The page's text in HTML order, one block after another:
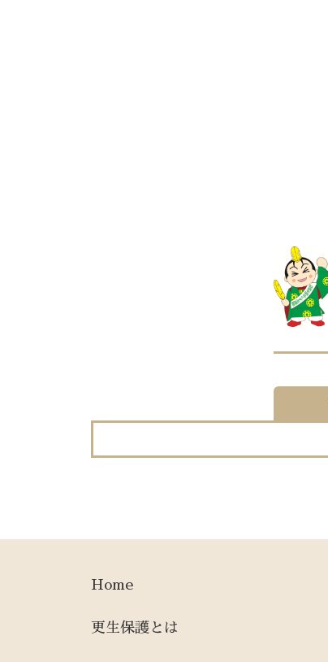
Home
更生保護とは